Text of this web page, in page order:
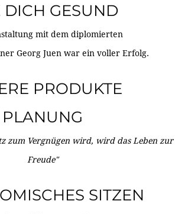
DICH GESUND
mit dem diplomierten
Georg Juen war ein voller Erfolg.
PRODUKTE
PLANUNG
zum Vergnügen wird, wird das Leben zur
Freude"
SITZEN